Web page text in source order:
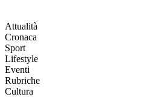
Attualità
Cronaca
Sport
Lifestyle
Eventi
Rubriche
Cultura